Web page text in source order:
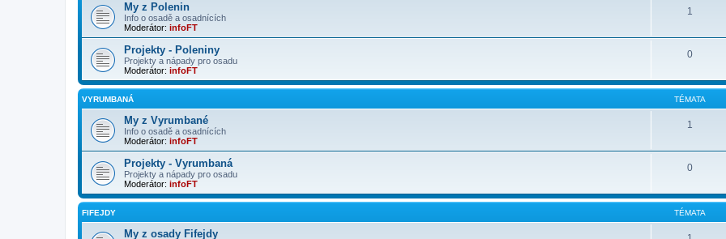
My z Polenin
Info o osadě a osadnících
Moderátor: infoFT
1
Projekty - Poleniny
Projekty a nápady pro osadu
Moderátor: infoFT
0
VYRUMBANÁ TÉMATA
My z Vyrumbané
Info o osadě a osadnících
Moderátor: infoFT
1
Projekty - Vyrumbaná
Projekty a nápady pro osadu
Moderátor: infoFT
0
FIFEJDY TÉMATA
My z osady Fifejdy